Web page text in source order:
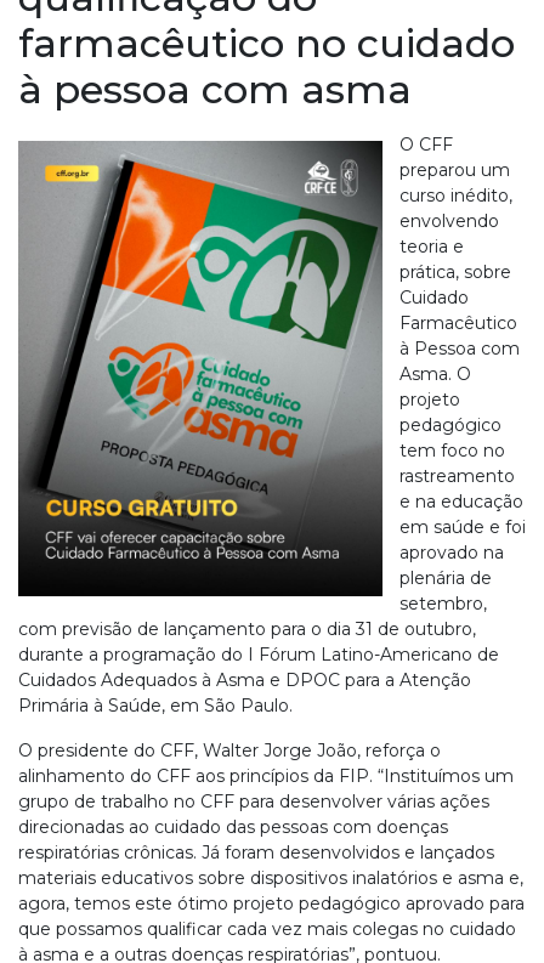
farmacêutico no cuidado
à pessoa com asma
O CFF
preparou um
curso inédito,
envolvendo
teoria e
prática, sobre
Cuidado
Farmacêutico
à Pessoa com
Asma. O
projeto
pedagógico
tem foco no
rastreamento
e na educação
em saúde e foi
aprovado na
plenária de
setembro,
com previsão de lançamento para o dia 31 de outubro,
durante a programação do I Fórum Latino-Americano de
Cuidados Adequados à Asma e DPOC para a Atenção
Primária à Saúde, em São Paulo.
O presidente do CFF, Walter Jorge João, reforça o
alinhamento do CFF aos princípios da FIP. “Instituímos um
grupo de trabalho no CFF para desenvolver várias ações
direcionadas ao cuidado das pessoas com doenças
respiratórias crônicas. Já foram desenvolvidos e lançados
materiais educativos sobre dispositivos inalatórios e asma e,
agora, temos este ótimo projeto pedagógico aprovado para
que possamos qualificar cada vez mais colegas no cuidado
à asma e a outras doenças respiratórias”, pontuou.